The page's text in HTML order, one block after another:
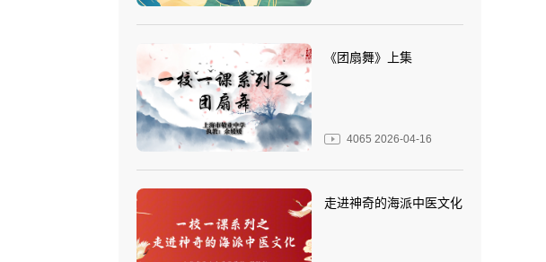
《团扇舞》上集
4065 2026-04-16
走进神奇的海派中医文化